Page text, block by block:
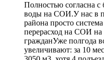
Полностью согласна с
воды на СОИ.У нас в
района просто
перерасход на СОИ на
гражданУже полгода
увеличивают: за 10